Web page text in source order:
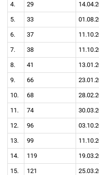
4. 29
5. 33
6. 37
7. 38
8. 41
9. 66
10. 68
11. 74
12. 96
13. 99
14. 119
15. 121